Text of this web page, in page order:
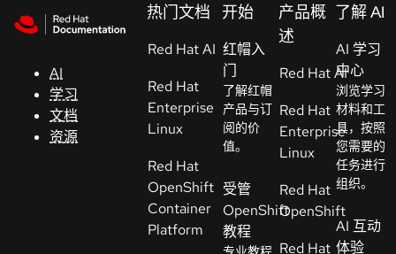
AI
学习
文档
资源
持
控制台
（Console）
开
发
人
员
热门文档
Red Hat AI
Red Hat
Enterprise
Linux
Red Hat
OpenShift
Container
Platform
开始
红帽入
门
了解红帽
产品与订
阅的价
值。
受管
OpenShift
教程
产品概
述
Red Hat AI
Red Hat
Enterprise
Linux
Red Hat
OpenShift
Red Hat
了解 AI
AI 学习
中心
浏览学习
材料和工
具，按照
您需要的
任务进行
组织。
AI 互动
体验